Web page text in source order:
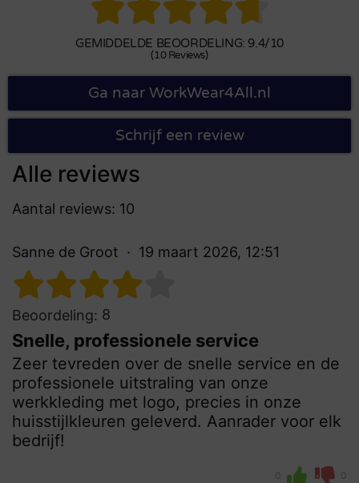

GEMIDDELDE BEOORDELING: 9.4/10
(10 Reviews)
Ga naar WorkWear4All.nl
Schrijf een review
Alle reviews
Aantal reviews: 10
Sanne de Groot 19 maart 2026, 12:51
Beoordeling: 8
Snelle, professionele service
Zeer tevreden over de snelle service en de
professionele uitstraling van onze
werkkleding met logo, precies in onze
huisstijlkleuren geleverd. Aanrader voor elk
bedrijf!
0 0